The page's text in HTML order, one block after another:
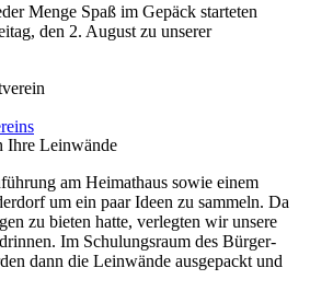
Menge Spaß im Gepäck starteten
den 2. August zu unserer
Ihre Leinwände
am Heimathaus sowie einem
um ein paar Ideen zu sammeln. Da
zu bieten hatte, verlegten wir unsere
Im Schulungsraum des Bürger-
dann die Leinwände ausgepackt und